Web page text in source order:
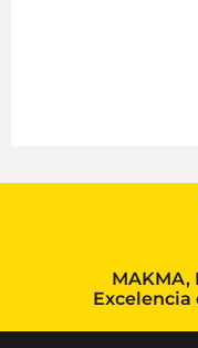
MAKMA,
Excelencia